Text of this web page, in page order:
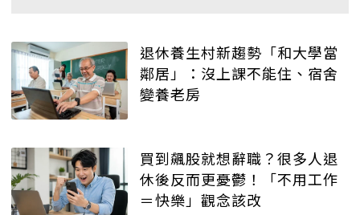
退休養生村新趨勢「和大學當
鄰居」：沒上課不能住、宿舍
變養老房
買到飆股就想辭職？很多人退
休後反而更憂鬱！「不用工作
＝快樂」觀念該改